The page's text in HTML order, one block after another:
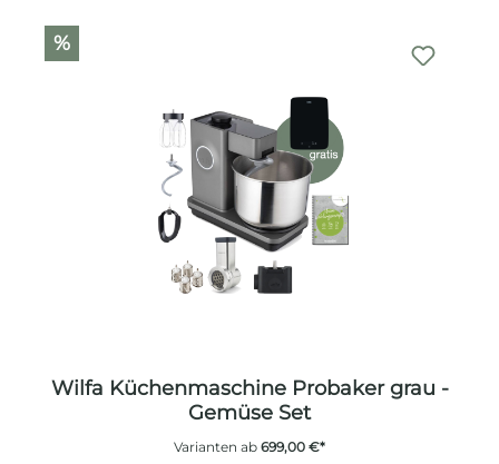
%
Wilfa Küchenmaschine Probaker grau -
Gemüse Set
Varianten ab 699,00 €*